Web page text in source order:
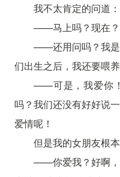
我不太肯定的问道：
——马上吗？现在？
——还用问吗？我是
们出生之后，我还要喂养
——可是，我爱你
吗？我们还没有好好说
爱情呢！
但是我的女朋友根
——你爱我？好啊，